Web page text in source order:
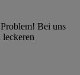
Bei uns
leckeren